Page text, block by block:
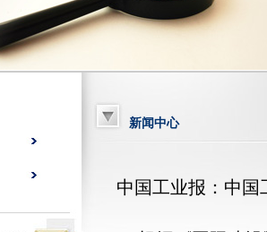
新闻中心
中国工业报：中